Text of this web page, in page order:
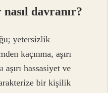
davranır?
yetersizlik
kaçınma, aşırı
aşırı hassasiyet ve
bir kişilik